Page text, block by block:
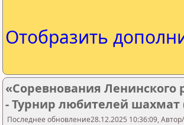
Отобразить
«Соревнования
- Турнир любителей шахмат
Последнее обновление28.12.2025 10:36:09,